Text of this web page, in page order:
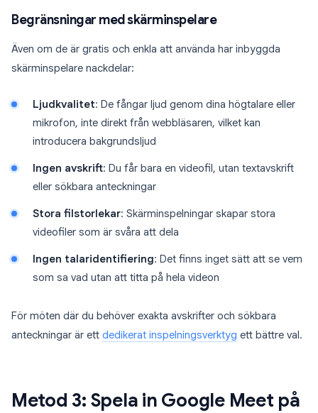
Begränsningar med skärminspelare
Även om de är gratis och enkla att använda har inbyggda
skärminspelare nackdelar:
Ljudkvalitet: De fångar ljud genom dina högtalare eller
mikrofon, inte direkt från webbläsaren, vilket kan
introducera bakgrundsljud
Ingen avskrift: Du får bara en videofil, utan textavskrift
eller sökbara anteckningar
Stora filstorlekar: Skärminspelningar skapar stora
videofiler som är svåra att dela
Ingen talaridentifiering: Det finns inget sätt att se vem
som sa vad utan att titta på hela videon
För möten där du behöver exakta avskrifter och sökbara
anteckningar är ett dedikerat inspelningsverktyg ett bättre val.
Metod 3: Spela in Google Meet på